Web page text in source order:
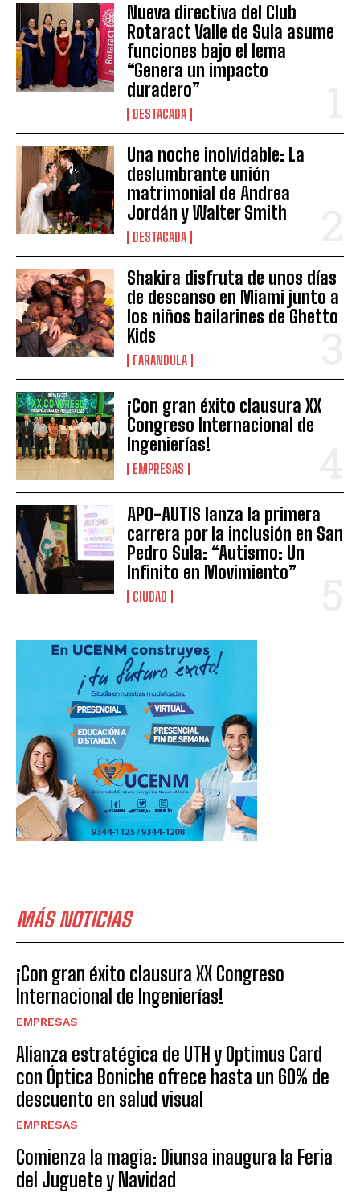
Nueva directiva del Club
Rotaract Valle de Sula asume
funciones bajo el lema
“Genera un impacto
duradero”
DESTACADA
Una noche inolvidable: La
deslumbrante unión
matrimonial de Andrea
Jordán y Walter Smith
DESTACADA
Shakira disfruta de unos días
de descanso en Miami junto a
los niños bailarines de Ghetto
Kids
FARANDULA
¡Con gran éxito clausura XX
Congreso Internacional de
Ingenierías!
EMPRESAS
APO-AUTIS lanza la primera
carrera por la inclusión en San
Pedro Sula: “Autismo: Un
Infinito en Movimiento”
CIUDAD
MÁS NOTICIAS
¡Con gran éxito clausura XX Congreso
Internacional de Ingenierías!
EMPRESAS
Alianza estratégica de UTH y Optimus Card
con Óptica Boniche ofrece hasta un 60% de
descuento en salud visual
EMPRESAS
Comienza la magia: Diunsa inaugura la Feria
del Juguete y Navidad